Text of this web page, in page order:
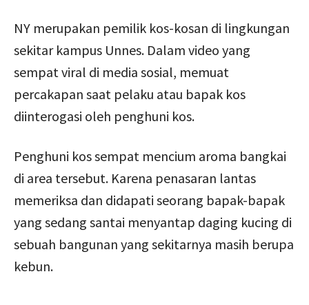
NY merupakan pemilik kos-kosan di lingkungan
sekitar kampus Unnes. Dalam video yang
sempat viral di media sosial, memuat
percakapan saat pelaku atau bapak kos
diinterogasi oleh penghuni kos.
Penghuni kos sempat mencium aroma bangkai
di area tersebut. Karena penasaran lantas
memeriksa dan didapati seorang bapak-bapak
yang sedang santai menyantap daging kucing di
sebuah bangunan yang sekitarnya masih berupa
kebun.